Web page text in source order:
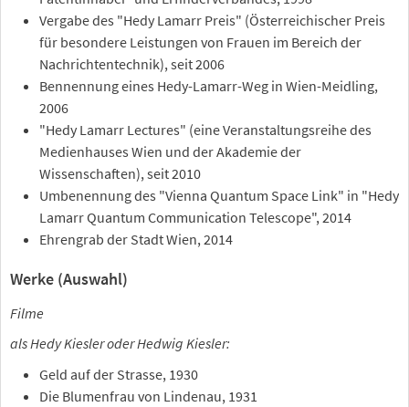
Vergabe des "Hedy Lamarr Preis" (Österreichischer Preis
für besondere Leistungen von Frauen im Bereich der
Nachrichtentechnik), seit 2006
Bennennung eines Hedy-Lamarr-Weg in Wien-Meidling,
2006
"Hedy Lamarr Lectures" (eine Veranstaltungsreihe des
Medienhauses Wien und der Akademie der
Wissenschaften), seit 2010
Umbenennung des "Vienna Quantum Space Link" in "Hedy
Lamarr Quantum Communication Telescope", 2014
Ehrengrab der Stadt Wien, 2014
Werke (Auswahl)
Filme
als Hedy Kiesler oder Hedwig Kiesler:
Geld auf der Strasse, 1930
Die Blumenfrau von Lindenau, 1931